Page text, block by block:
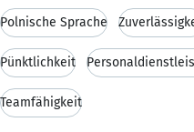
Polnische Sprache
Pünktlichkeit
Teamfähigkeit